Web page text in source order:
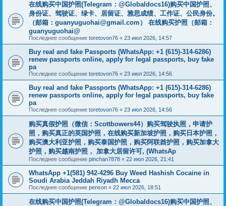
在线购买中国护照(Telegram：@Globaldocs16)购买中国护照、
身份证、驾驶证、绿卡、居留证、雅思成绩、工作证、公民身份。
（邮箱： guanyuguohai@gmail.com ） 在线购买护照（邮箱：
guanyuguohai@
Последнее сообщение toretovon76 « 23 июл 2026, 14:57
Buy real and fake Passports (WhatsApp: +1 (615)-314-6286)
renew passports online, apply for legal passports, buy fake
pa
Последнее сообщение toretovon76 « 23 июл 2026, 14:56
Buy real and fake Passports (WhatsApp: +1 (615)-314-6286)
renew passports online, apply for legal passports, buy fake
pa
Последнее сообщение toretovon76 « 23 июл 2026, 14:56
购买真假护照（微信：Scottbowers44）购买驾驶执照，申请护
照，购买真正的英国护照，在线购买新加坡护照，购买日本护照，
购买澳大利亚护照，购买泰国护照，购买阿联酋护照，购买加拿大
护照，购买越南护照， 加拿大居留许可, (WhatsAp
Последнее сообщение pinchan7878 « 22 июл 2026, 21:41
WhatsApp +1(581) 942-4296 Buy Weed Hashish Cocaine in
Soudi Arabia Jeddah Riyadh Mecca
Последнее сообщение penson « 22 июл 2026, 18:51
在线购买中国护照(Telegram：@Globaldocs16)购买中国护照、